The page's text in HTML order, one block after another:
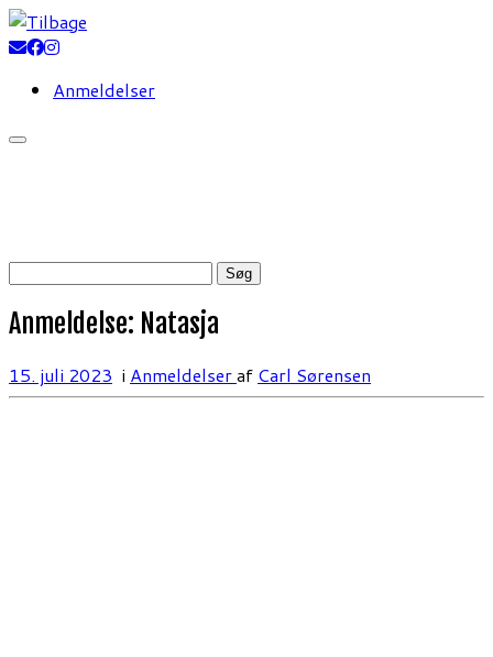
Fortsæt
til
Anmeldelser
Søg
Anmeldelse: Natasja
15. juli 2023 i Anmeldelseraf Carl Sørensen